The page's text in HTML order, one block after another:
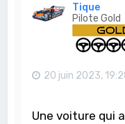
Tique
Pilote Gold
20 juin 2023,
Une voiture qui